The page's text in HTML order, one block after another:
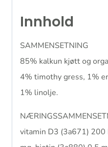
Innhold
SAMMENSETNING
85% kalkun kjøtt og
4% timothy gress, 1%
1% linolje.
vitamin D3 (3a671) 200